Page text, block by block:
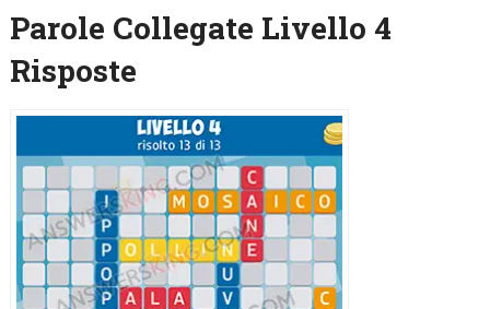
Parole Collegate Livello 4
Risposte